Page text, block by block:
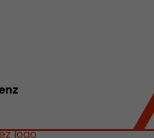
der Verwendung des neuen
werden.
analytics/